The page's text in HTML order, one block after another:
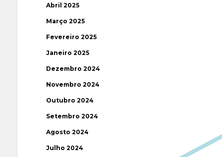
Abril 2025
Março 2025
Fevereiro 2025
Janeiro 2025
Dezembro 2024
Novembro 2024
Outubro 2024
Setembro 2024
Agosto 2024
Julho 2024